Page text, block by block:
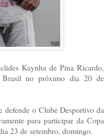
Kaynha de Pina Ricardo,
no próximo dia 20 de
o Clube Desportivo da
para participar da Copa
23 de setembro, domingo.